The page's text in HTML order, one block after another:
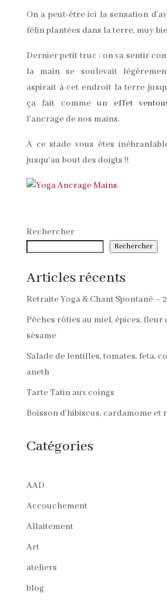
On a peut-être ici la sensation
félin plantées dans la terre, muy
Dernier petit truc : on va sentir
la main se soulevait
aspirait à cet endroit la terre
ça fait comme un effet
l’ancrage de nos mains.
A ce stade vous êtes
jusqu’au bout des doigts !!
Rechercher
Rechercher
Articles récents
Retraite Yoga & Chant Spontané –
Pêches rôties au miel, épices, fleur
sésame
Salade de lentilles, tomates, feta,
aneth
Tarte Tatin aux coings
Boisson d’hibiscus, cardamome et
Catégories
AAD
Accouchement
Allaitement
Art
ateliers
blog